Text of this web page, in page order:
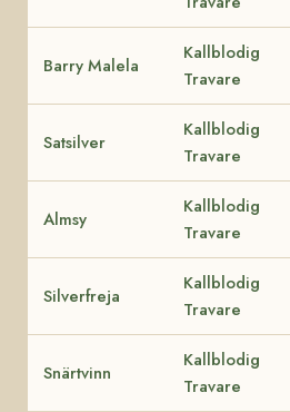
Barry Malela
Kallblodig
Travare
Satsilver
Kallblodig
Travare
Almsy
Kallblodig
Travare
Silverfreja
Kallblodig
Travare
Snärtvinn
Kallblodig
Travare